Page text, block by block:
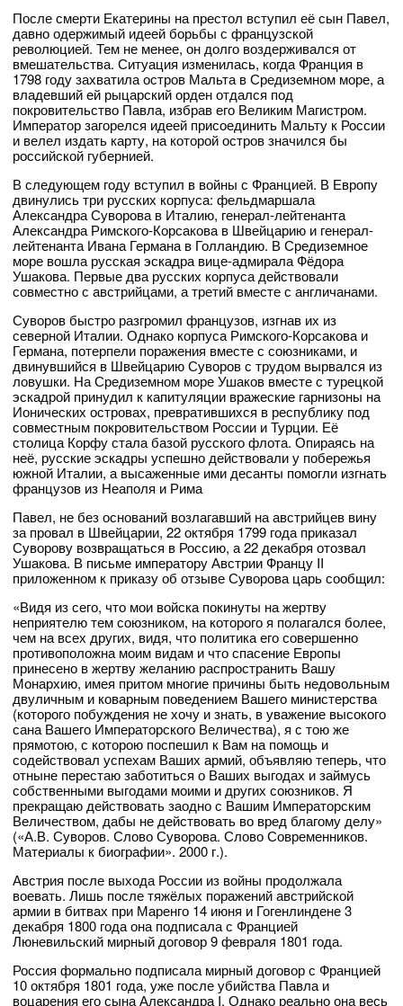
После смерти Екатерины на престол вступил её сын Павел,
давно одержимый идеей борьбы с французской
революцией. Тем не менее, он долго воздерживался от
вмешательства. Ситуация изменилась, когда Франция в
1798 году захватила остров Мальта в Средиземном море, а
владевший ей рыцарский орден отдался под
покровительство Павла, избрав его Великим Магистром.
Император загорелся идеей присоединить Мальту к России
и велел издать карту, на которой остров значился бы
российской губернией.
В следующем году вступил в войны с Францией. В Европу
двинулись три русских корпуса: фельдмаршала
Александра Суворова в Италию, генерал-лейтенанта
Александра Римского-Корсакова в Швейцарию и генерал-
лейтенанта Ивана Германа в Голландию. В Средиземное
море вошла русская эскадра вице-адмирала Фёдора
Ушакова. Первые два русских корпуса действовали
совместно с австрийцами, а третий вместе с англичанами.
Суворов быстро разгромил французов, изгнав их из
северной Италии. Однако корпуса Римского-Корсакова и
Германа, потерпели поражения вместе с союзниками, и
двинувшийся в Швейцарию Суворов с трудом вырвался из
ловушки. На Средиземном море Ушаков вместе с турецкой
эскадрой принудил к капитуляции вражеские гарнизоны на
Ионических островах, превратившихся в республику под
совместным покровительством России и Турции. Её
столица Корфу стала базой русского флота. Опираясь на
неё, русские эскадры успешно действовали у побережья
южной Италии, а высаженные ими десанты помогли изгнать
французов из Неаполя и Рима
Павел, не без оснований возлагавший на австрийцев вину
за провал в Швейцарии, 22 октября 1799 года приказал
Суворову возвращаться в Россию, а 22 декабря отозвал
Ушакова. В письме императору Австрии Францу II
приложенном к приказу об отзыве Суворова царь сообщил:
«Видя из сего, что мои войска покинуты на жертву
неприятелю тем союзником, на которого я полагался более,
чем на всех других, видя, что политика его совершенно
противоположна моим видам и что спасение Европы
принесено в жертву желанию распространить Вашу
Монархию, имея притом многие причины быть недовольным
двуличным и коварным поведением Вашего министерства
(которого побуждения не хочу и знать, в уважение высокого
сана Вашего Императорского Величества), я с тою же
прямотою, с которою поспешил к Вам на помощь и
содействовал успехам Ваших армий, объявляю теперь, что
отныне перестаю заботиться о Ваших выгодах и займусь
собственными выгодами моими и других союзников. Я
прекращаю действовать заодно с Вашим Императорским
Величеством, дабы не действовать во вред благому делу»
(«А.В. Суворов. Слово Суворова. Слово Современников.
Материалы к биографии». 2000 г.).
Австрия после выхода России из войны продолжала
воевать. Лишь после тяжёлых поражений австрийской
армии в битвах при Маренго 14 июня и Гогенлиндене 3
декабря 1800 года она подписала с Францией
Люневильский мирный договор 9 февраля 1801 года.
Россия формально подписала мирный договор с Францией
10 октября 1801 года, уже после убийства Павла и
воцарения его сына Александра I. Однако реально она весь